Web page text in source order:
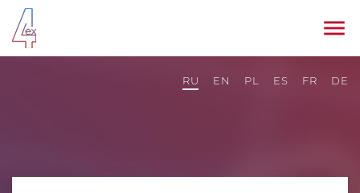
RU EN PL ES FR DE